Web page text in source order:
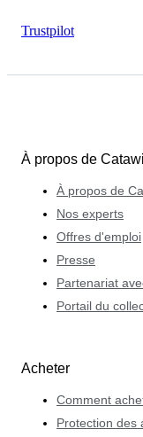
Trustpilot
À propos de
À propos de
Nos experts
Offres d'emploi
Presse
Partenariat
Portail du
Acheter
Comment
Protection des